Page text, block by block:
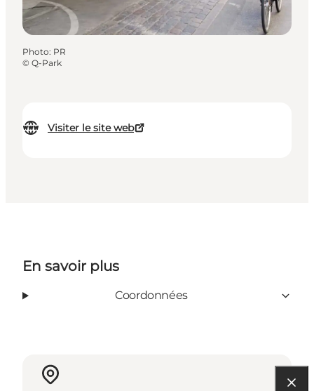
Visiter le site web
Photo: PR
© Q-Park
En savoir plus
Coordonnées